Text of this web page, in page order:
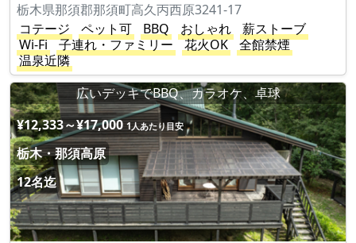
栃木県那須郡那須町高久丙西原3241-17
コテージ
ペット可 BBQ おしゃれ
薪ストーブ
Wi-Fi
子連れ・ファミリー 花火OK
全館禁煙
温泉近隣
広いデッキでBBQ、カラオケ、卓球
¥12,333～¥17,000 1人あたり目安
栃木・那須高原
12名迄